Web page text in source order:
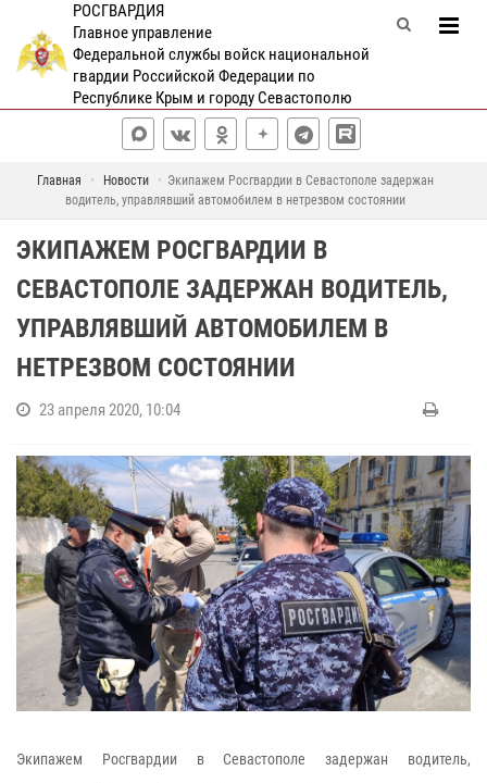
РОСГВАРДИЯ
Главное управление
Федеральной службы войск национальной
гвардии Российской Федерации по
Республике Крым и городу Севастополю
Главная Новости
Экипажем Росгвардии в Севастополе задержан
водитель, управлявший автомобилем в нетрезвом состоянии
ЭКИПАЖЕМ РОСГВАРДИИ В
СЕВАСТОПОЛЕ ЗАДЕРЖАН ВОДИТЕЛЬ,
УПРАВЛЯВШИЙ АВТОМОБИЛЕМ В
НЕТРЕЗВОМ СОСТОЯНИИ
23 апреля 2020, 10:04
Экипажем Росгвардии в Севастополе задержан водитель,